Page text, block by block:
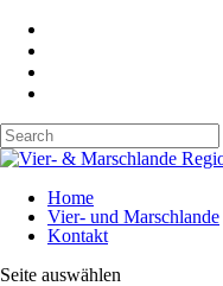
Home
Vier- und Marschlande
Kontakt
Seite auswählen